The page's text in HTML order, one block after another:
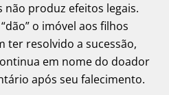
não produz efeitos legais.
o imóvel aos filhos
ter resolvido a sucessão,
em nome do doador
após seu falecimento.